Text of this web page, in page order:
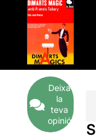
Deixa
la
teva
opinió